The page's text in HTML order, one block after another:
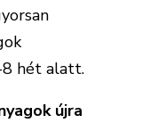
hét alatt.
újra